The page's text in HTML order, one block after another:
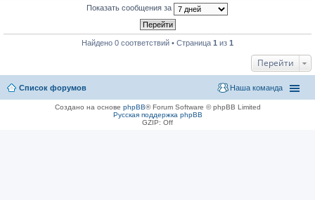
Показать сообщения за
Найдено 0 соответствий • Страница 1 из 1
Перейти
Список форумов Наша команда
Создано на основе phpBB® Forum Software © phpBB Limited
Русская поддержка phpBB
GZIP: Off